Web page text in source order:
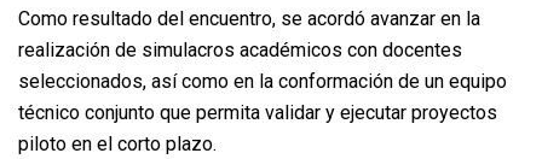
Como resultado del encuentro, se acordó avanzar en la
realización de simulacros académicos con docentes
seleccionados, así como en la conformación de un equipo
técnico conjunto que permita validar y ejecutar proyectos
piloto en el corto plazo.